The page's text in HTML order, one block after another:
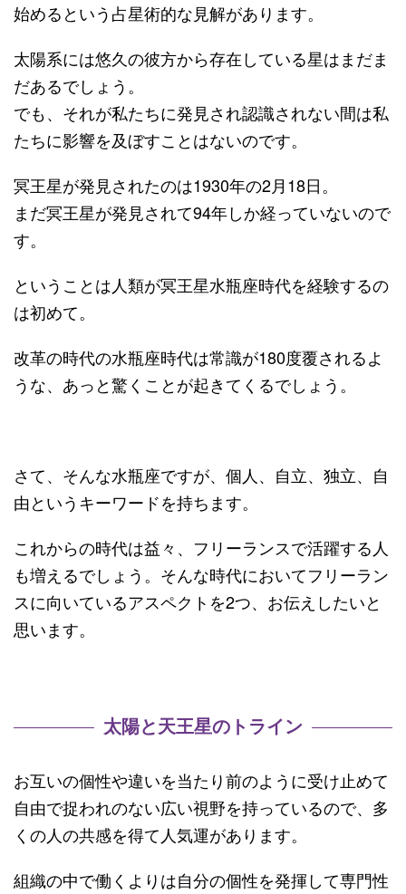
始めるという占星術的な見解があります。
太陽系には悠久の彼方から存在している星はまだま
だあるでしょう。
でも、それが私たちに発見され認識されない間は私
たちに影響を及ぼすことはないのです。
冥王星が発見されたのは1930年の2月18日。
まだ冥王星が発見されて94年しか経っていないので
す。
ということは人類が冥王星水瓶座時代を経験するの
は初めて。
改革の時代の水瓶座時代は常識が180度覆されるよ
うな、あっと驚くことが起きてくるでしょう。
さて、そんな水瓶座ですが、個人、自立、独立、自
由というキーワードを持ちます。
これからの時代は益々、フリーランスで活躍する人
も増えるでしょう。そんな時代においてフリーラン
スに向いているアスペクトを2つ、お伝えしたいと
思います。
太陽と天王星のトライン
お互いの個性や違いを当たり前のように受け止めて
自由で捉われのない広い視野を持っているので、多
くの人の共感を得て人気運があります。
組織の中で働くよりは自分の個性を発揮して専門性